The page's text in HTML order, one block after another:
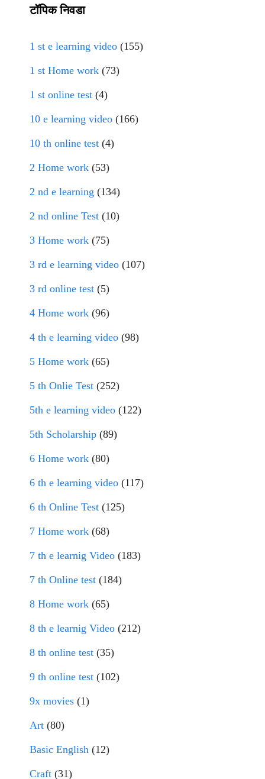
टॉपिक निवडा
1 st e learning video (155)
1 st Home work (73)
1 st online test (4)
10 e learning video (166)
10 th online test (4)
2 Home work (53)
2 nd e learning (134)
2 nd online Test (10)
3 Home work (75)
3 rd e learning video (107)
3 rd online test (5)
4 Home work (96)
4 th e learning video (98)
5 Home work (65)
5 th Onlie Test (252)
5th e learning video (122)
5th Scholarship (89)
6 Home work (80)
6 th e learning video (117)
6 th Online Test (125)
7 Home work (68)
7 th e learnig Video (183)
7 th Online test (184)
8 Home work (65)
8 th e learnig Video (212)
8 th online test (35)
9 th online test (102)
9x movies (1)
Art (80)
Basic English (12)
Craft (31)